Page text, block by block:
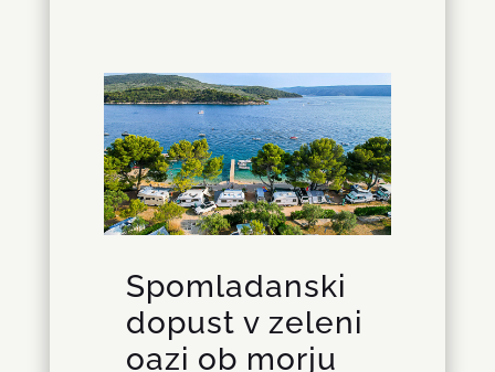
Spomladanski
dopust v zeleni
oazi ob morju